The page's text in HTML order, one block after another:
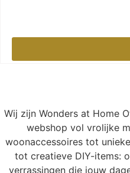
Wij zijn Wonders at Home
webshop vol vrolijke
woonaccessoires tot
tot creatieve DIY-items:
verrassingen die jouw